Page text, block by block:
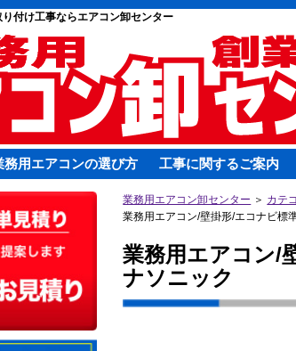
付け工事ならエアコン卸センター
務用エアコンの選び方 工事に関するご案内
業務用エアコン卸センター ＞ カテ
業務用エアコン/壁掛形/エコナビ標
業務用エアコン/
ナソニック